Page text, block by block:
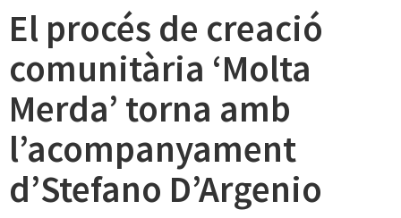
El procés de creació
comunitària ‘Molta
Merda’ torna amb
l’acompanyament
d’Stefano D’Argenio